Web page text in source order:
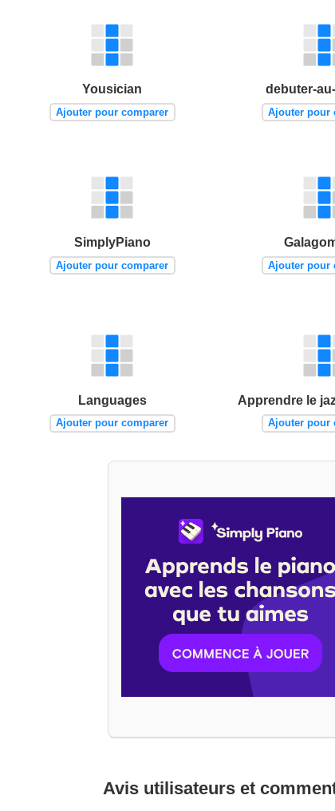
Yousician
Ajouter pour comparer
debuter-
Ajouter pour
SimplyPiano
Ajouter pour comparer Ajouter pour
Languages
Ajouter pour comparer
Apprendre le
Ajouter pour
Avis utilisateurs et